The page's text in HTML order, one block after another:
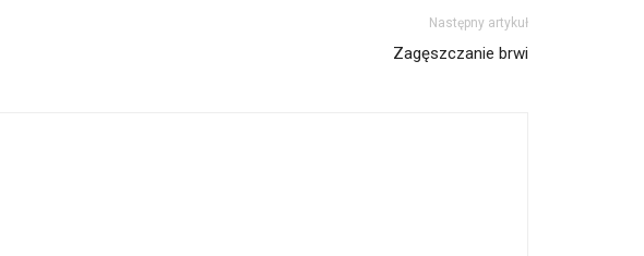
Następny artykuł
Zagęszczanie brwi